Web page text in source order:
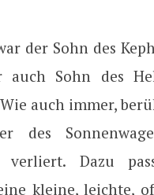
der Sohn des
auch Sohn des
auch immer,
des
verliert. Dazu
kleine, leichte,